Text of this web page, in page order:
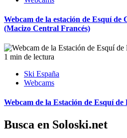
Webcam de la estación de Esquí de
(Macizo Central Francés)
1 min de lectura
Ski España
Webcams
Webcam de la Estación de Esquí
Busca en Soloski.net